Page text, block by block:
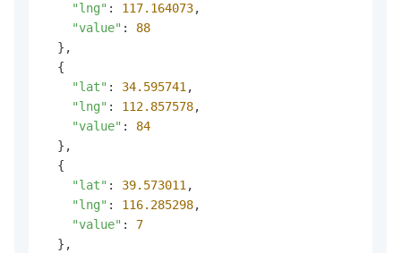
"lng" : 117.164073,
"value" : 88
  },
  {
"lat" : 34.595741,
"lng" : 112.857578,
"value" : 84
  },
  {
"lat" : 39.573011,
"lng" : 116.285298,
"value" : 7
  },